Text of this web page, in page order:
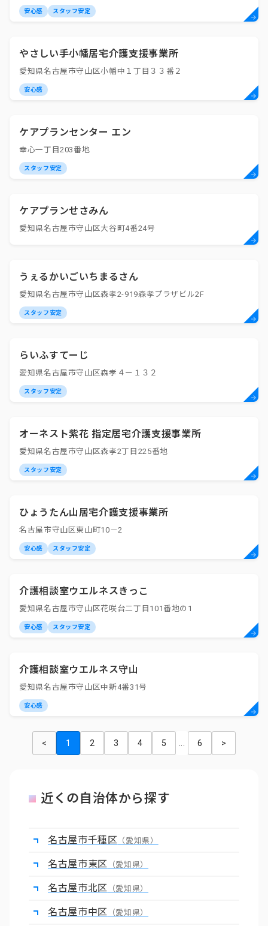
安心感 スタッフ安定
やさしい手小幡居宅介護支援事業所
愛知県名古屋市守山区小幡中１丁目３３番２
安心感
ケアプランセンター エン
幸心一丁目203番地
スタッフ安定
ケアプランせさみん
愛知県名古屋市守山区大谷町4番24号
うぇるかいごいちまるさん
愛知県名古屋市守山区森孝2-919森孝プラザビル2F
スタッフ安定
らいふすてーじ
愛知県名古屋市守山区森孝４ー１３２
スタッフ安定
オーネスト紫花 指定居宅介護支援事業所
愛知県名古屋市守山区森孝2丁目225番地
スタッフ安定
ひょうたん山居宅介護支援事業所
名古屋市守山区東山町10－2
安心感 スタッフ安定
介護相談室ウエルネスきっこ
愛知県名古屋市守山区花咲台二丁目101番地の1
安心感 スタッフ安定
介護相談室ウエルネス守山
愛知県名古屋市守山区中新4番31号
安心感
< 1 2 3 4 5 6 >
近くの自治体から探す
名古屋市千種区 （愛知県）
名古屋市東区 （愛知県）
名古屋市北区 （愛知県）
名古屋市中区 （愛知県）